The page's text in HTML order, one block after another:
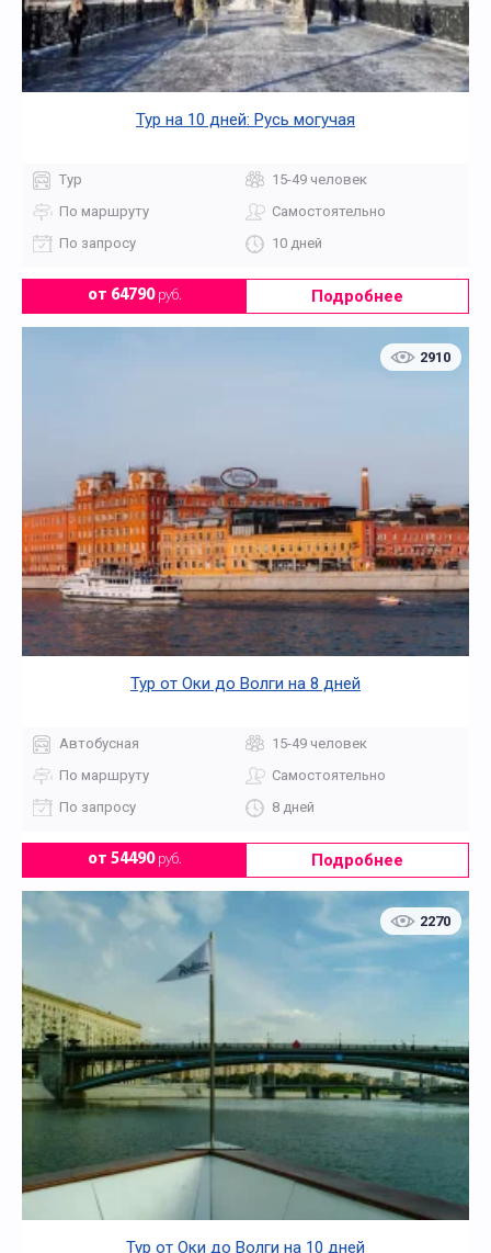
Тур на 10 дней: Русь могучая
Тур
15-49 человек
По маршруту
Самостоятельно
По запросу
10 дней
от 64790руб. Подробнее
2910
Тур от Оки до Волги на 8 дней
Автобусная
15-49 человек
По маршруту
Самостоятельно
По запросу
8 дней
от 54490руб. Подробнее
2270
Тур от Оки до Волги на 10 дней